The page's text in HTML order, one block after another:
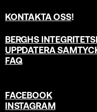
KONTAKTA OSS!
BERGHS
UPPDATERA
FAQ
FACEBOOK
INSTAGRAM